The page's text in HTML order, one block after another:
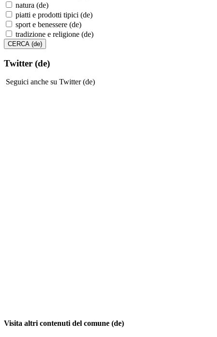
natura (de)
piatti e prodotti tipici (de)
sport e benessere (de)
tradizione e religione (de)
Twitter (de)
Seguici anche su Twitter (de)
Visita altri contenuti del comune (de)